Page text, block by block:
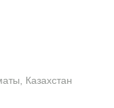
Казахстан